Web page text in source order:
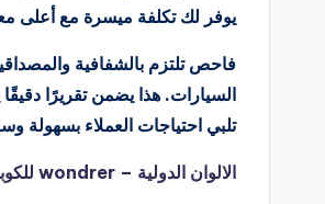
يوفر لك تكلفة ميسرة مع أعلى
فاحص تلتزم بالشفافية
السيارات. هذا يضمن تقريرًا
تلبي احتياجات العملاء بسهولة
الالوان الدولية – wondrer للكوبونات والقسائم